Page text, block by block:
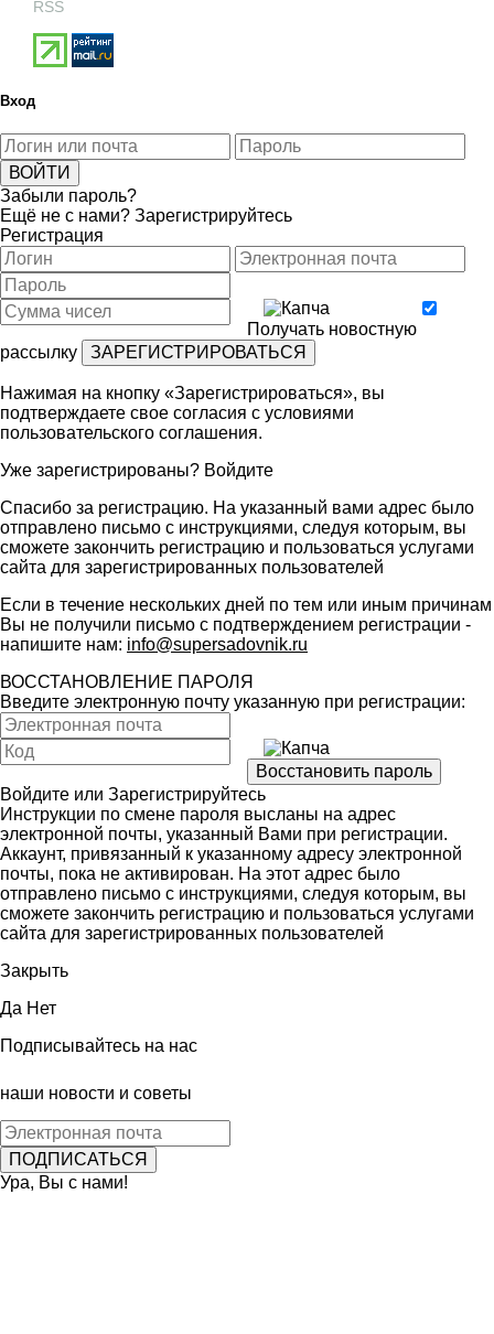
RSS
Вход
Забыли пароль?
Ещё не с нами? Зарегистрируйтесь
Регистрация
Получать новостную
рассылку
Нажимая на кнопку «Зарегистрироваться», вы
подтверждаете свое согласия с условиями
пользовательского соглашения.
Уже зарегистрированы? Войдите
Спасибо за регистрацию. На указанный вами адрес было
отправлено письмо с инструкциями, следуя которым, вы
сможете закончить регистрацию и пользоваться услугами
сайта для зарегистрированных пользователей
Если в течение нескольких дней по тем или иным причинам
Вы не получили письмо с подтверждением регистрации -
напишите нам: info@supersadovnik.ru
ВОССТАНОВЛЕНИЕ ПАРОЛЯ
Введите электронную почту указанную при регистрации:
Войдите или Зарегистрируйтесь
Инструкции по смене пароля высланы на адрес
электронной почты, указанный Вами при регистрации.
Аккаунт, привязанный к указанному адресу электронной
почты, пока не активирован. На этот адрес было
отправлено письмо с инструкциями, следуя которым, вы
сможете закончить регистрацию и пользоваться услугами
сайта для зарегистрированных пользователей
Закрыть
Да Нет
Подписывайтесь на нас
наши новости и советы
Ура, Вы с нами!